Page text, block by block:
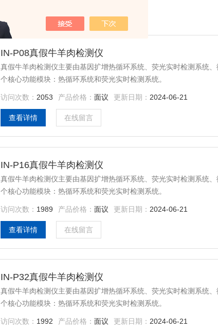
IN-P08真假牛羊肉检测仪
真假牛羊肉检测仪主要由基因扩增热循环系统、荧光实时检测系统
个核心功能模块：热循环系统和荧光实时检测系统。
访问次数： 2053 产品价格： 面议 更新日期： 2024-06-21
查看详情 在线留言
IN-P16真假牛羊肉检测仪
真假牛羊肉检测仪主要由基因扩增热循环系统、荧光实时检测系统
个核心功能模块：热循环系统和荧光实时检测系统。
访问次数： 1989 产品价格： 面议 更新日期： 2024-06-21
查看详情 在线留言
IN-P32真假牛羊肉检测仪
真假牛羊肉检测仪主要由基因扩增热循环系统、荧光实时检测系统
个核心功能模块：热循环系统和荧光实时检测系统。
访问次数： 1992 产品价格： 面议 更新日期： 2024-06-21